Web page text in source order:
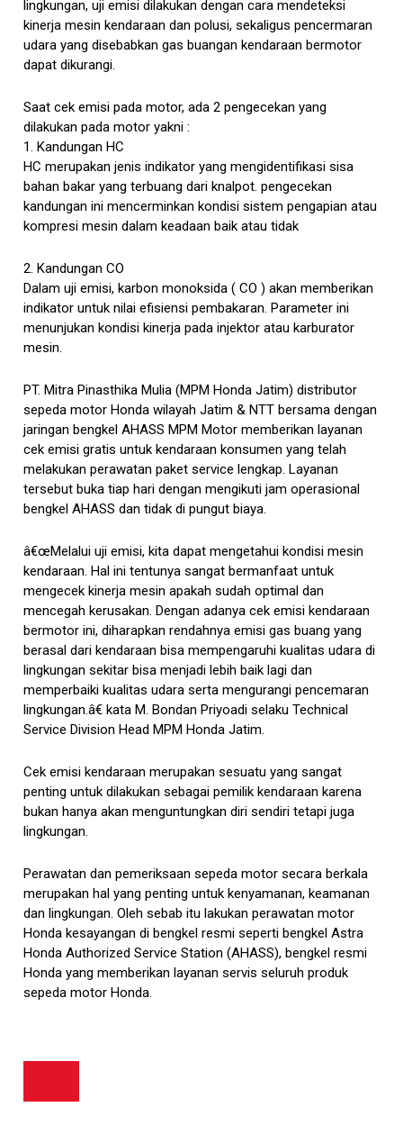
lingkungan, uji emisi dilakukan dengan cara mendeteksi
kinerja mesin kendaraan dan polusi, sekaligus pencermaran
udara yang disebabkan gas buangan kendaraan bermotor
dapat dikurangi.
Saat cek emisi pada motor, ada 2 pengecekan yang
dilakukan pada motor yakni :
1. Kandungan HC
HC merupakan jenis indikator yang mengidentifikasi sisa
bahan bakar yang terbuang dari knalpot. pengecekan
kandungan ini mencerminkan kondisi sistem pengapian atau
kompresi mesin dalam keadaan baik atau tidak
2. Kandungan CO
Dalam uji emisi, karbon monoksida ( CO ) akan memberikan
indikator untuk nilai efisiensi pembakaran. Parameter ini
menunjukan kondisi kinerja pada injektor atau karburator
mesin.
PT. Mitra Pinasthika Mulia (MPM Honda Jatim) distributor
sepeda motor Honda wilayah Jatim & NTT bersama dengan
jaringan bengkel AHASS MPM Motor memberikan layanan
cek emisi gratis untuk kendaraan konsumen yang telah
melakukan perawatan paket service lengkap. Layanan
tersebut buka tiap hari dengan mengikuti jam operasional
bengkel AHASS dan tidak di pungut biaya.
â€œMelalui uji emisi, kita dapat mengetahui kondisi mesin
kendaraan. Hal ini tentunya sangat bermanfaat untuk
mengecek kinerja mesin apakah sudah optimal dan
mencegah kerusakan. Dengan adanya cek emisi kendaraan
bermotor ini, diharapkan rendahnya emisi gas buang yang
berasal dari kendaraan bisa mempengaruhi kualitas udara di
lingkungan sekitar bisa menjadi lebih baik lagi dan
memperbaiki kualitas udara serta mengurangi pencemaran
lingkungan.â€ kata M. Bondan Priyoadi selaku Technical
Service Division Head MPM Honda Jatim.
Cek emisi kendaraan merupakan sesuatu yang sangat
penting untuk dilakukan sebagai pemilik kendaraan karena
bukan hanya akan menguntungkan diri sendiri tetapi juga
lingkungan.
Perawatan dan pemeriksaan sepeda motor secara berkala
merupakan hal yang penting untuk kenyamanan, keamanan
dan lingkungan. Oleh sebab itu lakukan perawatan motor
Honda kesayangan di bengkel resmi seperti bengkel Astra
Honda Authorized Service Station (AHASS), bengkel resmi
Honda yang memberikan layanan servis seluruh produk
sepeda motor Honda.